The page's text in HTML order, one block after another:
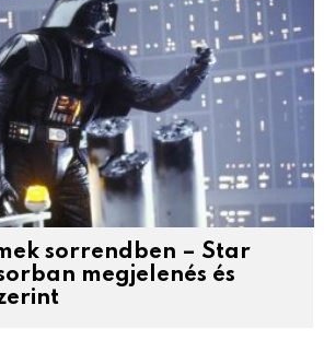
sorrendben – Star
megjelenés és